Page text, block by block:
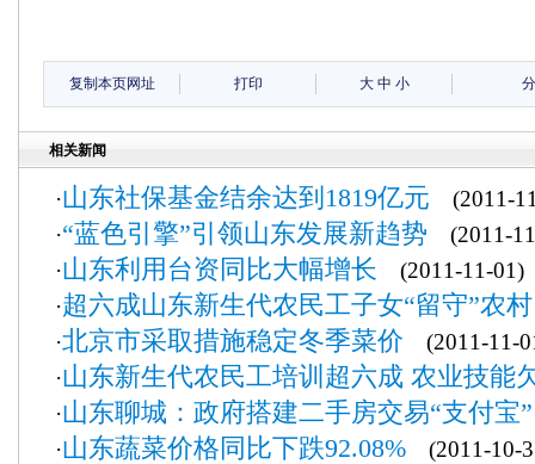
复制本页网址 打印 大 中 小
相关新闻
·山东社保基金结余达到1819亿元 (2011-
·“蓝色引擎”引领山东发展新趋势 (2011-
·山东利用台资同比大幅增长 (2011-11-01)
·超六成山东新生代农民工子女“留守”农村
·北京市采取措施稳定冬季菜价 (2011-11-
·山东新生代农民工培训超六成 农业技能
·山东聊城：政府搭建二手房交易“支付宝”
·山东蔬菜价格同比下跌92.08% (2011-10-